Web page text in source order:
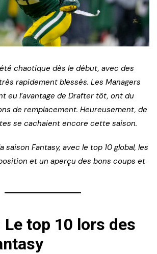
chaotique dès le début, avec des
rapidement blessés. Les Managers
eu l’avantage de Drafter tôt, ont du
de remplacement. Heureusement, de
se cachaient encore cette saison.
saison Fantasy, avec le top 10 global, les
et un aperçu des bons coups et
Le top 10 lors des